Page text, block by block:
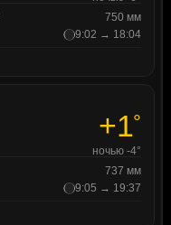
750 мм
9:02 → 18:04
+1°
ночью -4°
737 мм
9:05 → 19:37